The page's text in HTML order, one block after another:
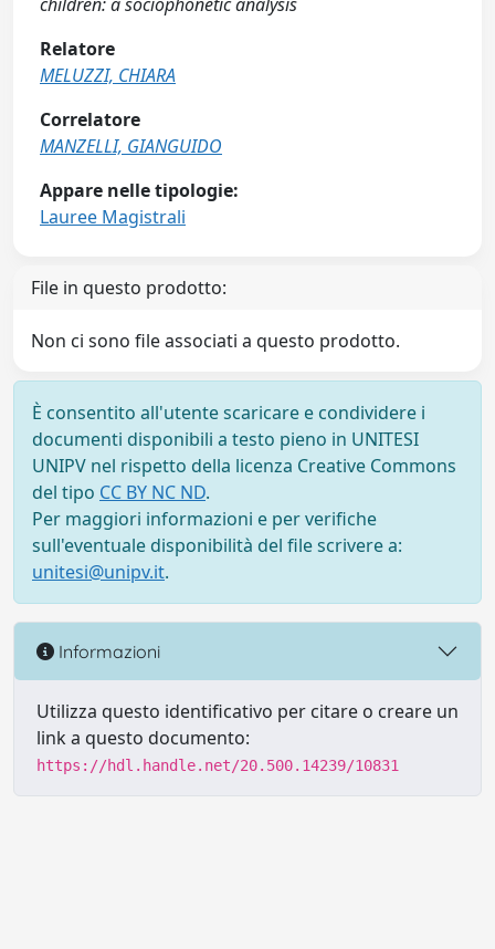
Relatore
MELUZZI, CHIARA
Correlatore
MANZELLI, GIANGUIDO
Appare nelle tipologie:
Lauree Magistrali
File in questo prodotto:
Non ci sono file associati a questo prodotto.
È consentito all'utente scaricare e condividere i
documenti disponibili a testo pieno in UNITESI
UNIPV nel rispetto della licenza Creative Commons
del tipo CC BY NC ND.
Per maggiori informazioni e per verifiche
sull'eventuale disponibilità del file scrivere a:
unitesi@unipv.it.
Informazioni
Utilizza questo identificativo per citare o creare un
link a questo documento:
https://hdl.handle.net/20.500.14239/10831